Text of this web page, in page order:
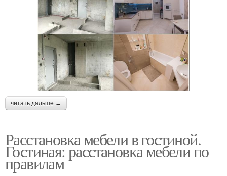
читать дальше →
Расстановка мебели в гостиной.
Гостиная: расстановка мебели по
правилам